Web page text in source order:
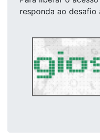
responda ao desafio